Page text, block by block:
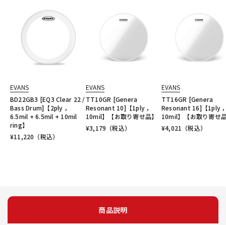
EVANS
BD22GB3 [EQ3 Clear 22 /
Bass Drum]【2ply ，
6.5mil + 6.5mil + 10mil
ring】
¥11,220 （税込）
EVANS
TT10GR [Genera
Resonant 10]【1ply ，
10mil】【お取り寄せ品】
¥3,179 （税込）
EVANS
TT16GR [Genera
Resonant 16]【1ply
10mil】【お取り寄せ
¥4,021 （税込）
商品説明